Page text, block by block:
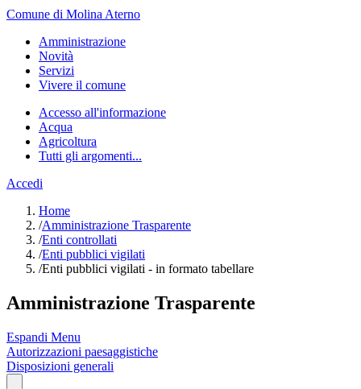
Comune di Molina Aterno
Amministrazione
Novità
Servizi
Vivere il comune
Accesso all'informazione
Acqua
Agricoltura
Tutti gli argomenti...
Accedi
Home
/Amministrazione Trasparente
/Enti controllati
/Enti pubblici vigilati
/Enti pubblici vigilati - in formato tabellare
Amministrazione Trasparente
Espandi Menu
Autorizzazioni paesaggistiche
Disposizioni generali